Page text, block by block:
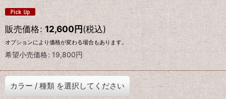
販売価格: 12,600円(税込)
オプションにより価格が変わる場合もあります。
希望小売価格: 19,800円
カラー / 種類 を選択してください